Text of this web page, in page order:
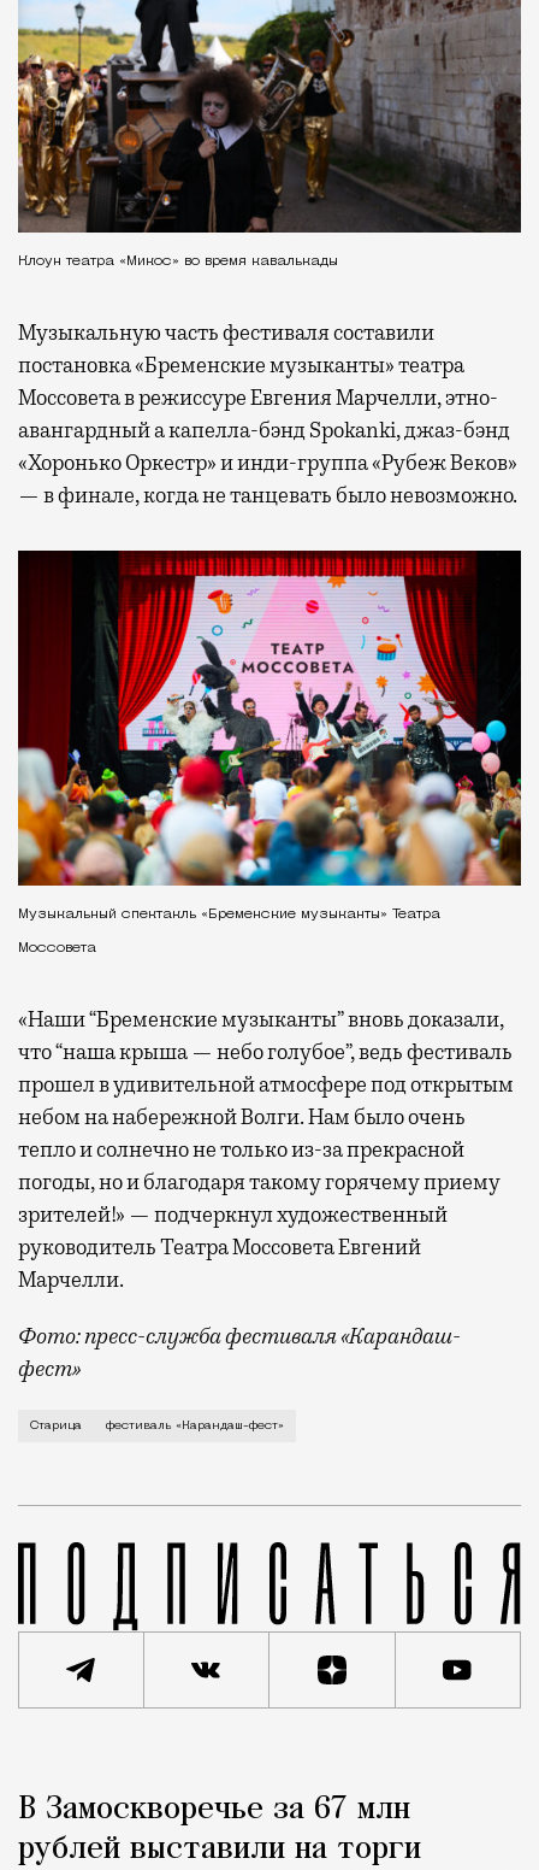
Клоун театра «Микос» во время кавалькады
Музыкальную часть фестиваля составили
постановка «Бременские музыканты» театра
Моссовета в режиссуре Евгения Марчелли, этно-
авангардный а капелла-бэнд Spokanki, джаз-бэнд
«Хоронько Оркестр» и инди-группа «Рубеж Веков»
— в финале, когда не танцевать было невозможно.
Музыкальный спектакль «Бременские музыканты» Театра
Моссовета
«Наши “Бременские музыканты” вновь доказали,
что “наша крыша — небо голубое”, ведь фестиваль
прошел в удивительной атмосфере под открытым
небом на набережной Волги. Нам было очень
тепло и солнечно не только из-за прекрасной
погоды, но и благодаря такому горячему приему
зрителей!» — подчеркнул художественный
руководитель Театра Моссовета Евгений
Марчелли.
Фото: пресс-служба фестиваля «Карандаш-
фест»
В минувший уикенд маленькая Старица в
Старица фестиваль «Карандаш-фест»
Город
В Замоскворечье за 67 млн
рублей выставили на торги